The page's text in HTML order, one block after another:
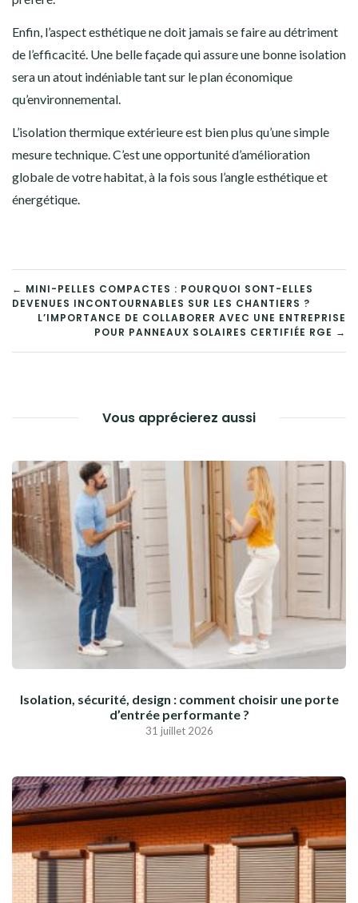
Enfin, l’aspect esthétique ne doit jamais se faire au détriment
de l’efficacité. Une belle façade qui assure une bonne isolation
sera un atout indéniable tant sur le plan économique
qu’environnemental.
L’isolation thermique extérieure est bien plus qu’une simple
mesure technique. C’est une opportunité d’amélioration
globale de votre habitat, à la fois sous l’angle esthétique et
énergétique.
NAVIGATION
DE
L’ARTICLE
← MINI-PELLES COMPACTES : POURQUOI SONT-ELLES
DEVENUES INCONTOURNABLES SUR LES CHANTIERS ?
L’IMPORTANCE DE COLLABORER AVEC UNE ENTREPRISE
POUR PANNEAUX SOLAIRES CERTIFIÉE RGE →
Vous apprécierez aussi
Isolation, sécurité, design : comment choisir une porte
d’entrée performante ?
31 juillet 2026